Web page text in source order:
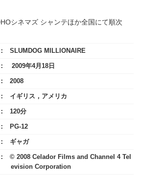
シネマズ シャンテほか全国にて順次
SLUMDOG MILLIONAIRE
2009年4月18日
2008
イギリス，アメリカ
120分
PG-12
ギャガ
© 2008 Celador Films and Channel 4 Tel
evision Corporation